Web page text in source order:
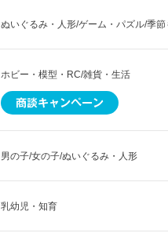
ぬいぐるみ・人形/ゲーム・パズル/季
ホビー・模型・RC/雑貨・生活
男の子/女の子/ぬいぐるみ・人形
乳幼児・知育